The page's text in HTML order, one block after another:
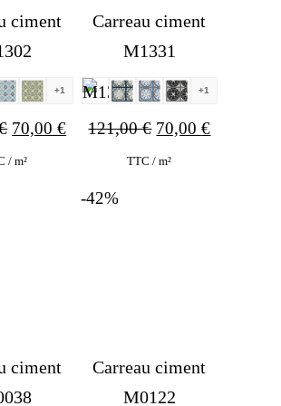
ciment
+1
Ursprünglicher
Preis
70,00€Aktueller
/ m²
Carreau ciment
M1331
+1
121,00€ Ursprünglicher
Preis
70,00€Aktueller
TTC / m²
ciment
-42%
Carreau ciment
M0122